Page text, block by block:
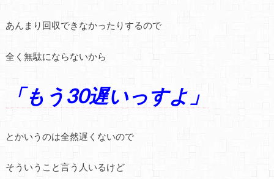
あんまり回収できなかったりするので
全く無駄にならないから
「もう30遅いっすよ」
とかいうのは全然遅くないので
そういうこと言う人いるけど